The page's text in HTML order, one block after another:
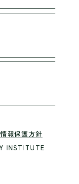
報保護方針
INSTITUTE